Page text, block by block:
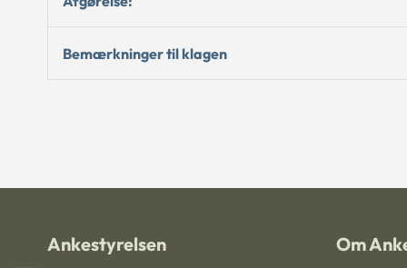
Bemærkninger til klagen
Ankestyrelsen Om